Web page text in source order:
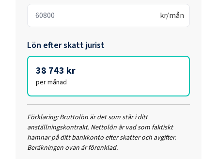
kr/mån
Lön efter skatt jurist
38 743 kr
per månad
Förklaring: Bruttolön är det som står i ditt
anställningskontrakt. Nettolön är vad som faktiskt
hamnar på ditt bankkonto efter skatter och avgifter.
Beräkningen ovan är förenklad.